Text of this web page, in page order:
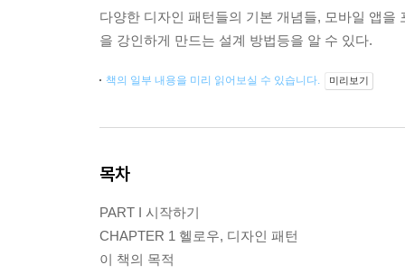
다양한 디자인 패턴들의 기본 개념들, 모바일 앱
을 강인하게 만드는 설계 방법등을 알 수 있다.
책의 일부 내용을 미리 읽어보실 수 있습니다. 미리보기
목차
PART I 시작하기
CHAPTER 1 헬로우, 디자인 패턴
이 책의 목적